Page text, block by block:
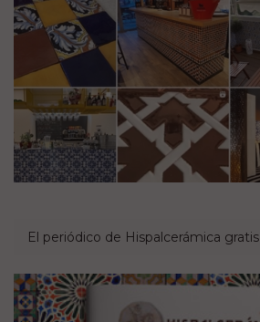
El periódico de Hispalcerámica gratis